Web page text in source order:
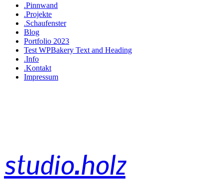
.Pinnwand
.Projekte
.Schaufenster
Blog
Portfolio 2023
Test WPBakery Text and Heading
.Info
.Kontakt
Impressum
studio.holz